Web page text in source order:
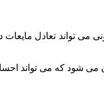
تواند تعادل مایعات
شود که می‌ تواند